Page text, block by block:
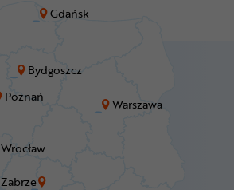
Bydgoszcz
Gdańsk
Poznań Warszawa
Wrocław
Zabrze